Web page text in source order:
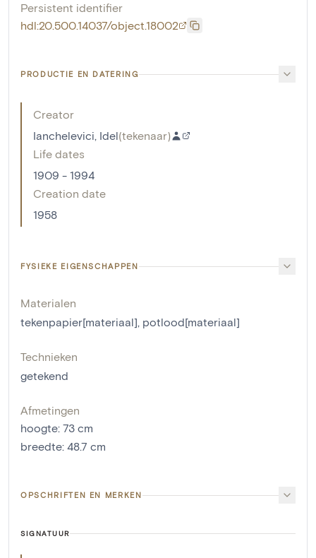
Persistent identifier
hdl:20.500.14037/object.18002
PRODUCTIE EN DATERING
Creator
Ianchelevici, Idel(tekenaar)
Life dates
1909 - 1994
Creation date
1958
FYSIEKE EIGENSCHAPPEN
Materialen
tekenpapier[materiaal], potlood[materiaal]
Technieken
getekend
Afmetingen
hoogte: 73 cm
breedte: 48.7 cm
OPSCHRIFTEN EN MERKEN
SIGNATUUR